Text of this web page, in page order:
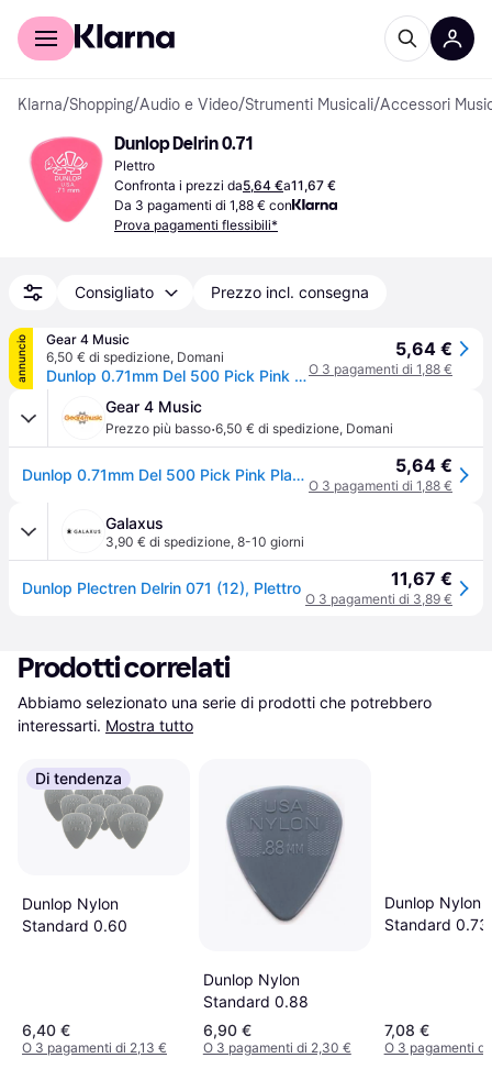
Per il tuo shopping
Klarna/Shopping/Audio e Video/Strumenti Musicali/Accessori
Dunlop Delrin 0.71
Plettro
Confronta i prezzi da5,64 €a11,67 €
Da 3 pagamenti di 1,88 € con
Prova pagamenti flessibili*
Consigliato Prezzo incl. consegna
annuncio
Gear 4 Music
6,50 € di spedizione, Domani
Dunlop 0.71mm Del 500 Pick Pink Players Pack of 12
5,64 €
O 3 pagamenti di 1,88 €
Gear 4 Music
Prezzo più basso·6,50 € di spedizione, Domani
Dunlop 0.71mm Del 500 Pick Pink Players Pack of 12 5,64 €
O 3 pagamenti di 1,88 €
Galaxus
3,90 € di spedizione, 8-10 giorni
Dunlop Plectren Delrin 071 (12), Plettro 11,67 €
O 3 pagamenti di 3,89 €
Prodotti correlati
Abbiamo selezionato una serie di prodotti che potrebbero
interessarti. Mostra tutto
Di tendenza
Dunlop Nylon
Standard 0.60
6,40 €
O 3 pagamenti di 2,13 €
Dunlop Nylon
Standard 0.88
6,90 €
O 3 pagamenti di 2,30 €
Dunlop Nylon
Standard 0.73
7,08 €
O 3 pagamenti